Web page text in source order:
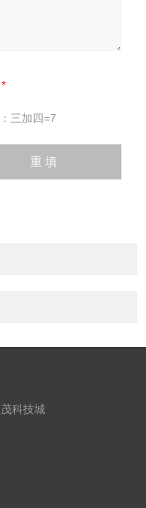
三加四=7
科技城